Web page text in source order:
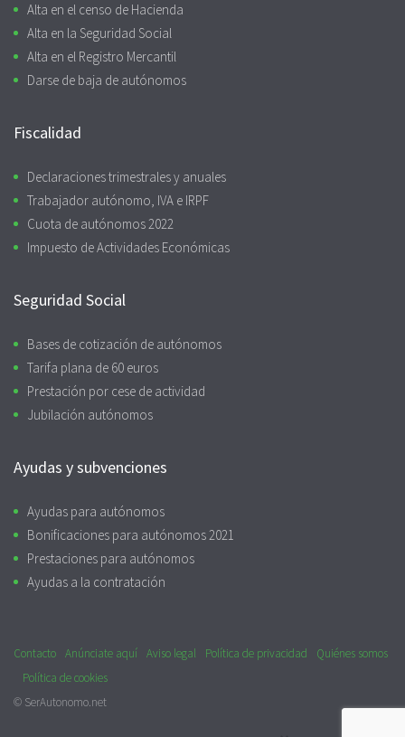
Alta en el censo de Hacienda
Alta en la Seguridad Social
Alta en el Registro Mercantil
Darse de baja de autónomos
Fiscalidad
Declaraciones trimestrales y anuales
Trabajador autónomo, IVA e IRPF
Cuota de autónomos 2022
Impuesto de Actividades Económicas
Seguridad Social
Bases de cotización de autónomos
Tarifa plana de 60 euros
Prestación por cese de actividad
Jubilación autónomos
Ayudas y subvenciones
Ayudas para autónomos
Bonificaciones para autónomos 2021
Prestaciones para autónomos
Ayudas a la contratación
Contacto Anúnciate aquí Aviso legal Política de privacidad
Quiénes somos
Política de cookies
© SerAutonomo.net